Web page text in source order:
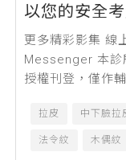
以您的安全
更多精彩影集 線
Messenger 本診
授權刊登，僅作
拉皮 中下臉拉
法令紋 木偶紋